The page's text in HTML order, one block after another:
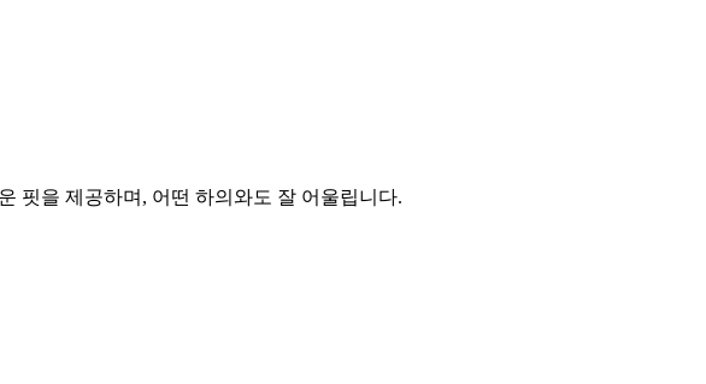
핏을 제공하며, 어떤 하의와도 잘 어울립니다.